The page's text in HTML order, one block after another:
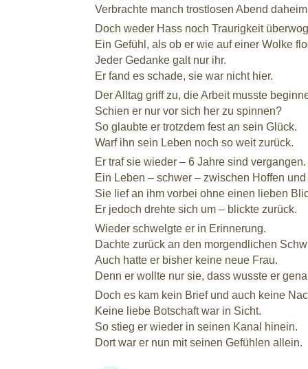
Verbrachte manch trostlosen Abend
Doch weder Hass noch Traurigkeit
Ein Gefühl, als ob er wie auf einer Wolke
Jeder Gedanke galt nur ihr.
Er fand es schade, sie war nicht hier.
Der Alltag griff zu, die Arbeit musste
Schien er nur vor sich her zu spinnen?
So glaubte er trotzdem fest an sein Glück.
Warf ihn sein Leben noch so weit zurück.
Er traf sie wieder – 6 Jahre sind vergangen.
Ein Leben – schwer – zwischen Hoffen
Sie lief an ihm vorbei ohne einen lieben
Er jedoch drehte sich um – blickte zurück.
Wieder schwelgte er in Erinnerung.
Dachte zurück an den morgendlichen
Auch hatte er bisher keine neue Frau.
Denn er wollte nur sie, dass wusste er
Doch es kam kein Brief und auch keine
Keine liebe Botschaft war in Sicht.
So stieg er wieder in seinen Kanal hinein.
Dort war er nun mit seinen Gefühlen allein.